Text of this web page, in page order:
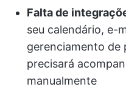
Falta de
seu calendário, e-
gerenciamento de
precisará
manualmente